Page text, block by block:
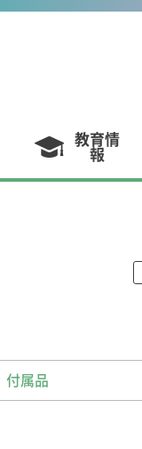
教育情
報
付属品